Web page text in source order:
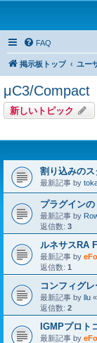
FAQ
掲示板トップ ユー
μC3/Compact
新しいトピック
割り込みの
最新記事 by
プラグイン
最新記事 by
返信数: 3
ルネサスRA
最新記事 by
返信数: 1
コンフィグ
最新記事 by llu «
返信数: 2
IGMPプロト
最新記事 by